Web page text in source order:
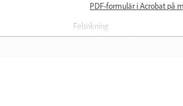
PDF-formulär i Acrobat på
Felsökning
Prenumerationsprogram